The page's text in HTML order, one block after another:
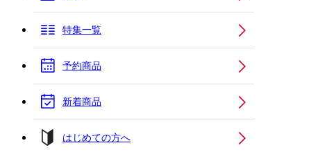
特集一覧
予約商品
新着商品
はじめての方へ